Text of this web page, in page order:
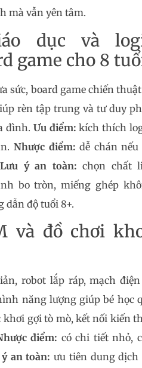
mà vẫn yên tâm.
dục và
game cho 8
sức, board game chiến
rèn tập trung và tư duy
đình. Ưu điểm: kích thích
Nhược điểm: dễ chán nếu
Lưu ý an toàn: chọn chất
bo tròn, miếng ghép
dẫn độ tuổi 8+.
và đồ chơi
robot lắp ráp, mạch
năng lượng giúp bé học
khơi gợi tò mò, kết nối kiến
điểm: có chi tiết nhỏ,
an toàn: ưu tiên dung dịch